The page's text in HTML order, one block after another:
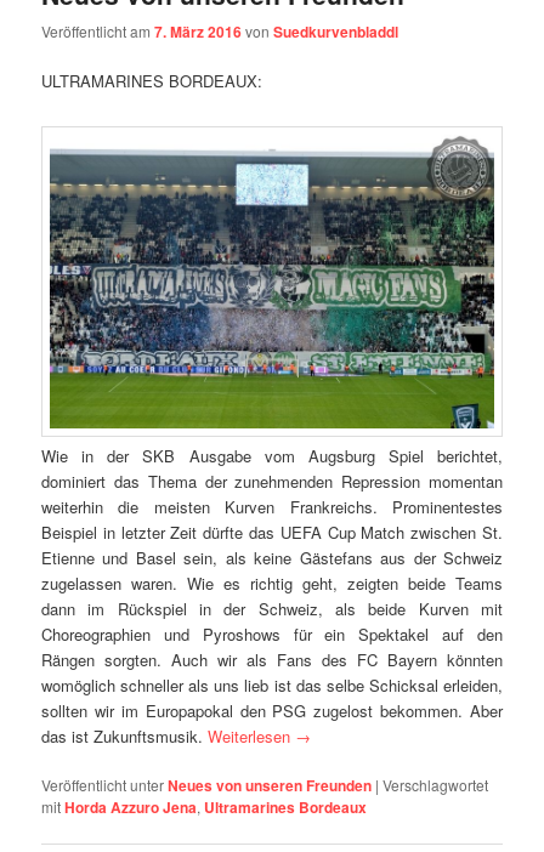
Wie in der SKB Ausgabe vom Augsburg Spiel berichtet,
dominiert das Thema der zunehmenden Repression momentan
weiterhin die meisten Kurven Frankreichs. Prominentestes
Beispiel in letzter Zeit dürfte das UEFA Cup Match zwischen St.
Etienne und Basel sein, als keine Gästefans aus der Schweiz
zugelassen waren. Wie es richtig geht, zeigten beide Teams
dann im Rückspiel in der Schweiz, als beide Kurven mit
Choreographien und Pyroshows für ein Spektakel auf den
Rängen sorgten. Auch wir als Fans des FC Bayern könnten
womöglich schneller als uns lieb ist das selbe Schicksal erleiden,
sollten wir im Europapokal den PSG zugelost bekommen. Aber
das ist Zukunftsmusik.Weiterlesen→
Veröffentlicht unterNeues von unseren Freunden|Verschlagwortet
mitHorda Azzuro Jena,Ultramarines Bordeaux
Neues von unseren Freunden
Veröffentlicht am 13. Februar 2016
Suedkurvenbladdl
ULTRAMARINES BORDEAUX: